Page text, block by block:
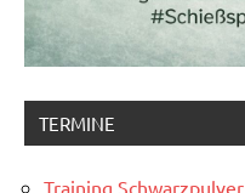
TERMINE
Training Schwarzpulver